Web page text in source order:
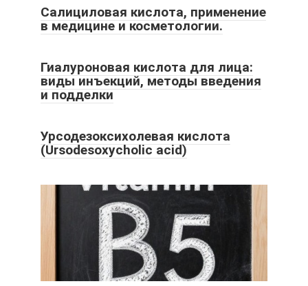
Салициловая кислота, применение
в медицине и косметологии.
Гиалуроновая кислота для лица:
виды инъекций, методы введения
и подделки
Урсодезоксихолевая кислота
(Ursodesoxycholic acid)